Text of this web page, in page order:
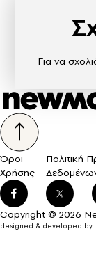
Για να
Όροι
Χρήσης
Πολιτική
Copyright © 2026
designed & developed by